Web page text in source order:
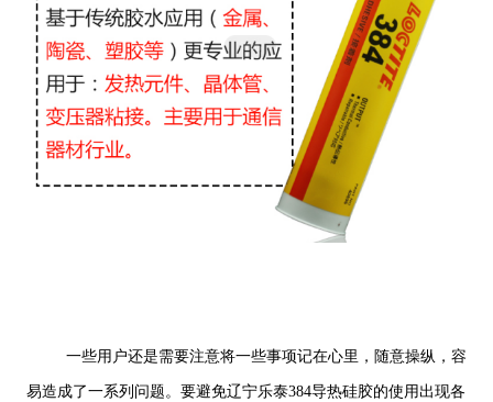
一些用户还是需要注意将一些事项记在心里，随意操纵，容
易造成了一系列问题。要避免辽宁乐泰384导热硅胶的使用出现各